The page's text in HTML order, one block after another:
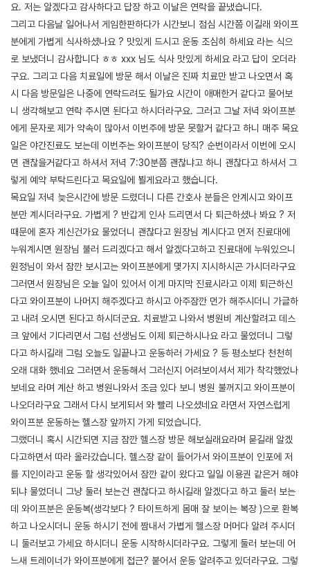
요. 저는 알겠다고 감사하다고 답장 하고 이날은 연락을 끝냈습니다.
그리고 다음날 일어나서 게임한판하다가 시간보니 점심 시간쯤 이길래 와이프
분에게 가볍게 식사하셨나요 ? 맛있게 드시고 운동 조심히 하세요 라는 식으
로 보냈더니 감사합니다 ㅎㅎ xxx 님도 식사 맛있게 하세요 라고 답이 오더라
구요. 그리고 다음 치료일에 방문 해서 이날은 진짜 치료만 받고 나오면서 혹
시 다음 방문일은 나중에 연락드려도 될가요 시간이 애매한거 같다고 물어보
니 생각해보고 연락 주시면 된다고 하시더라구요. 그러고 그날 저녁 와이프분
에게 문자로 제가 약속이 많아서 이번주에 방문 못할거 같다고 하니 매주 목요
일은 야간진료도 보는데 이번주는 와이프분이 당직? 순번이라서 이번에 오시
면 괜찮을거같다고 하셔서 저녁 7:30분쯤 괜찮냐고 하니 괜찮다고 하셔서 그
렇게 예약 부탁드린다고 목요일에 뵐게요라고 했습니다.
목요일 저녁 늦은시간에 방문 드렸더니 다른 간호사 분들은 안계시고 와이프
분만 계시더라구요. 가볍게 ? 반갑게 인사 드리면서 다 퇴근하셨나 봐요 ? 저
때문에 혼자 계신건가요 물었더니 괜찮다고 원장님 계시다고 먼저 진료대에
누워계시면 원장님 불러 드리겠다고 해서 알겠다고하고 진료대에 누워있으니
원정님이 와서 잠깐 보시고는 와이프분에게 몇가지 지시하시곤 가시더라구요
그러면서 원장님은 오늘 일이 있어서 이게 마지막 진료시라고 이제 퇴근하신
다고 와이프분이 나머지 해주겠다고 하시고 아주잠깐 먼가 해주시더니 가글하
고 내려 오시면 된다고 하시더군요. 치료받고 나와서 병원비 계산할려고 데스
크 앞에서 기다리면서 그럼 선생님도 이제 퇴근하시나요 라고 물었더니 그렇
다고 하시길래 그럼 오늘도 일끝나고 운동하러 가세요 ? 등 평소보다 천천히
오래 대화 했네요 그러면서 운동해서 그러신지 어려보이셔서 제가 착각했었나
보네요 라며 계산 하고 병원나와서 조금 있다 보니 병원 불꺼지고 와이프분이
나오더라구요 그래서 다시 보게되서 와 빨리 나오셨네요 라면서 자연스럽게
와이프분 운동하는 헬스장 앞까지 가게 되었습니다.
그랬더니 혹시 시간되면 지금 잠깐 헬스장 방문 해보실래요라며 묻길래 알겠
다고하면서 따라 올라갔습니다. 헬스장 같이 들어가서 와이프분이 인포에 저
를 지인이라고 운동 할 생각있어서 잠깐 같이 왔다고 일일 이용권 같은거 해야
되냐 물었더니 그냥 둘러 보는건 괜찮다고 하시길래 알겠다고 하고 둘러 보는
데 와이프분은 운동복(생각보다 ? 타이트하게 몸매 잘 보이는 복장 )으로 환복
하고 나오시더니 운동 하시기 전에 짬내서 가볍게 헬스장 머머다 알려 주시더
니 둘러보고 가세요 하시더니 운동 시작하시더라구요. 그렇게 둘러 보는데 어
느새 트레이너가 와이프분에게 접근? 붙어서 운동 알려주고 있더라구요. 그렇